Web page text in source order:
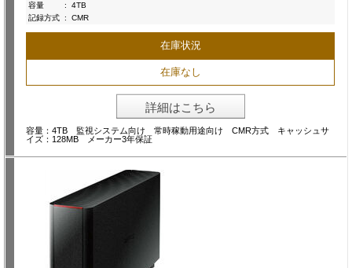
容量
:
4TB
記録方式 : CMR
在庫状況
在庫なし
詳細はこちら
容量：4TB 監視システム向け 常時稼動用途向け CMR方式 キャッシュサ
イズ：128MB メーカー3年保証